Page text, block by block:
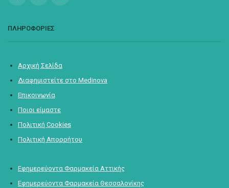
ΠΛΗΡΟΦΟΡΙΕΣ
Αρχική Σελίδα
Διαφημιστείτε στο Medinova
Επικοινωνία
Ποιοι είμαστε
Πολιτική Cookies
Πολιτική Απορρήτου
Εφημερεύοντα Φαρμακεία Αττικής
Εφημερεύοντα Φαρμακεία Θεσσαλονίκης